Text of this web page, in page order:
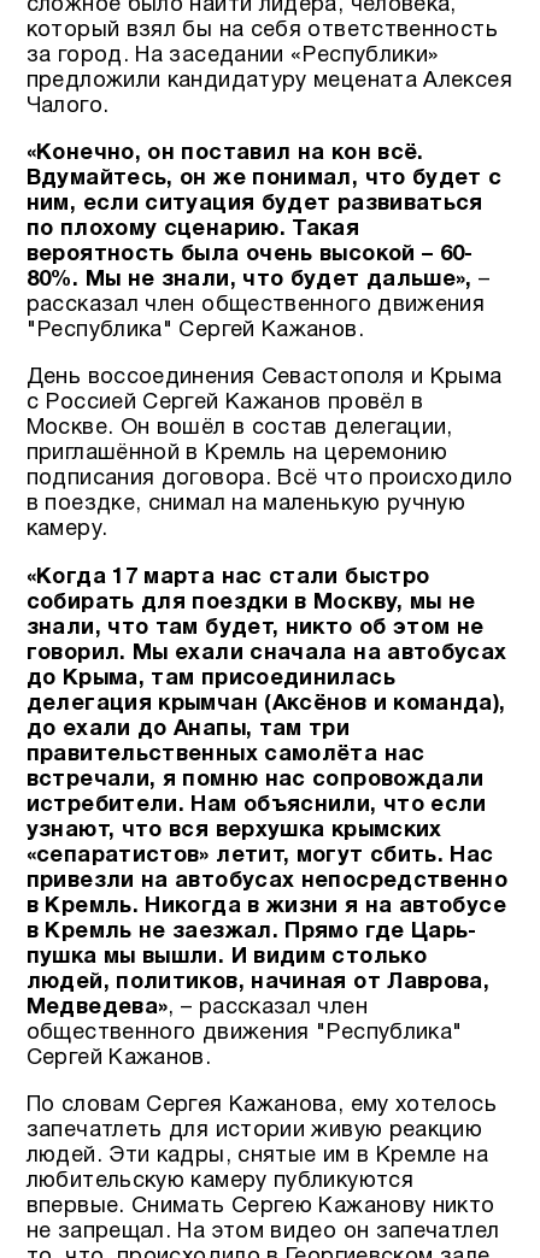
сложное было найти лидера, человека,
который взял бы на себя ответственность
за город. На заседании «Республики»
предложили кандидатуру мецената Алексея
Чалого.
«Конечно, он поставил на кон всё.
Вдумайтесь, он же понимал, что будет с
ним, если ситуация будет развиваться
по плохому сценарию. Такая
вероятность была очень высокой – 60-
80%. Мы не знали, что будет дальше», –
рассказал член общественного движения
"Республика" Сергей Кажанов.
День воссоединения Севастополя и Крыма
с Россией Сергей Кажанов провёл в
Москве. Он вошёл в состав делегации,
приглашённой в Кремль на церемонию
подписания договора. Всё что происходило
в поездке, снимал на маленькую ручную
камеру.
«Когда 17 марта нас стали быстро
собирать для поездки в Москву, мы не
знали, что там будет, никто об этом не
говорил. Мы ехали сначала на автобусах
до Крыма, там присоединилась
делегация крымчан (Аксёнов и команда),
до ехали до Анапы, там три
правительственных самолёта нас
встречали, я помню нас сопровождали
истребители. Нам объяснили, что если
узнают, что вся верхушка крымских
«сепаратистов» летит, могут сбить. Нас
привезли на автобусах непосредственно
в Кремль. Никогда в жизни я на автобусе
в Кремль не заезжал. Прямо где Царь-
пушка мы вышли. И видим столько
людей, политиков, начиная от Лаврова,
Медведева», – рассказал член
общественного движения "Республика"
Сергей Кажанов.
По словам Сергея Кажанова, ему хотелось
запечатлеть для истории живую реакцию
людей. Эти кадры, снятые им в Кремле на
любительскую камеру публикуются
впервые. Снимать Сергею Кажанову никто
не запрещал. На этом видео он запечатлел